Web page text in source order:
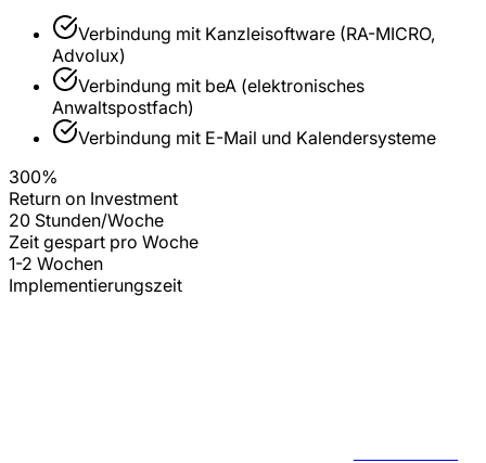
Verbindung mit Kanzleisoftware (RA-MICRO,
Advolux)
Verbindung mit beA (elektronisches
Anwaltspostfach)
Verbindung mit E-Mail und Kalendersysteme
300%
Return on Investment
20 Stunden/Woche
Zeit gespart pro Woche
1-2 Wochen
Implementierungszeit